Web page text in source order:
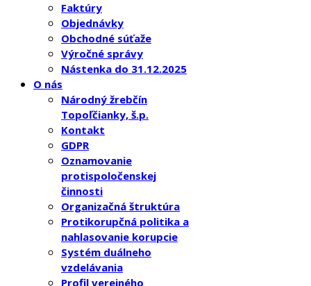
Faktúry
Objednávky
Obchodné súťaže
Výročné správy
Nástenka do 31.12.2025
O nás
Národný žrebčín
Topoľčianky, š.p.
Kontakt
GDPR
Oznamovanie
protispoločenskej
činnosti
Organizačná štruktúra
Protikorupčná politika a
nahlasovanie korupcie
Systém duálneho
vzdelávania
Profil verejného